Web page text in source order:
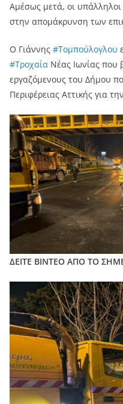
Αμέσως μετά, οι
στην απομάκρυνση των
Ο Γιάννης #Τομπούλογλου
#Τροχαία Νέας Ιωνίας που
εργαζόμενους του Δήμου
Περιφέρειας Αττικής για
ΔΕΙΤΕ ΒΙΝΤΕΟ ΑΠΟ ΤΟ